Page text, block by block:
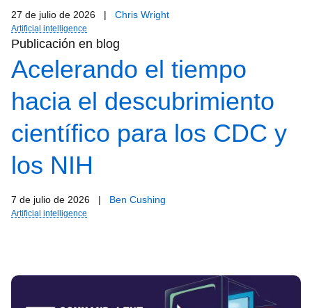
27 de julio de 2026 | Chris Wright
Artificial intelligence
Publicación en blog
Acelerando el tiempo
hacia el descubrimiento
científico para los CDC y
los NIH
7 de julio de 2026 | Ben Cushing
Artificial intelligence